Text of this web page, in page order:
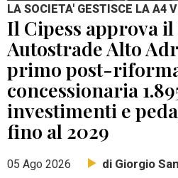
LA SOCIETA' GESTISCE LA A4
Il Cipess approva il
Autostrade Alto
primo post-
concessionaria
investimenti e
fino al 2029
05 Ago 2026 di Giorgio